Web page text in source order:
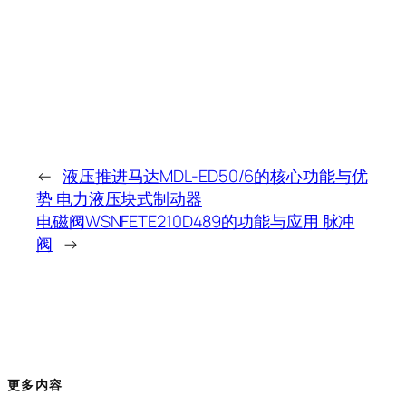
← 液压推进马达MDL-ED50/6的核心功能与优
势 电力液压块式制动器
电磁阀WSNFETE210D489的功能与应用 脉冲
阀 →
更多内容